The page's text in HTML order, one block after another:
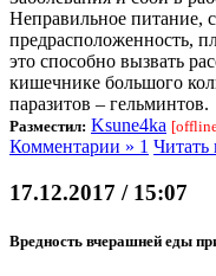
Неправильное питание,
предрасположенность,
это способно вызвать
кишечнике большого
паразитов – гельминтов.
Разместил: Ksune4ka
Комментарии » 1 Читать
17.12.2017 / 15:07
Вредность вчерашней еды